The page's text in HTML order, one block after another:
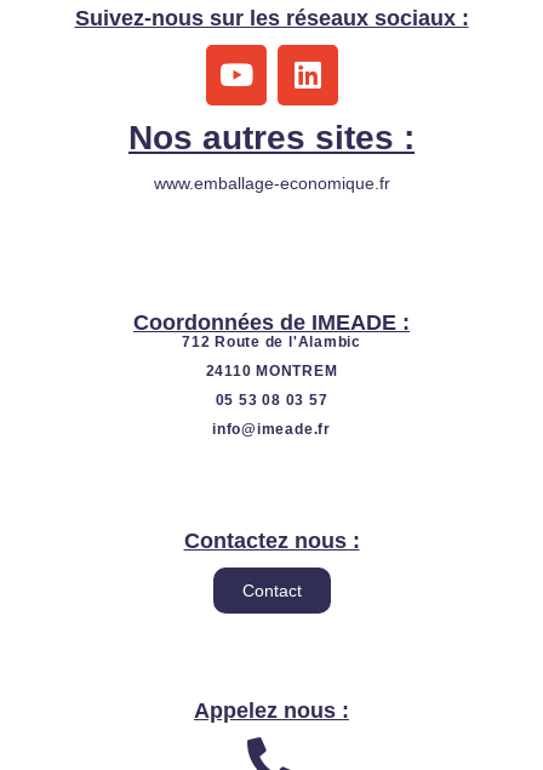
Suivez-nous sur les réseaux sociaux :
Y
o
u
t
u
L
i
k
e
Nos autres sites :
www.emballage-economique.fr
Coordonnées de IMEADE :
712 Route de l'Alambic
24110 MONTREM
05 53 08 03 57
info@imeade.fr
Contactez nous :
Contact
Appelez nous :